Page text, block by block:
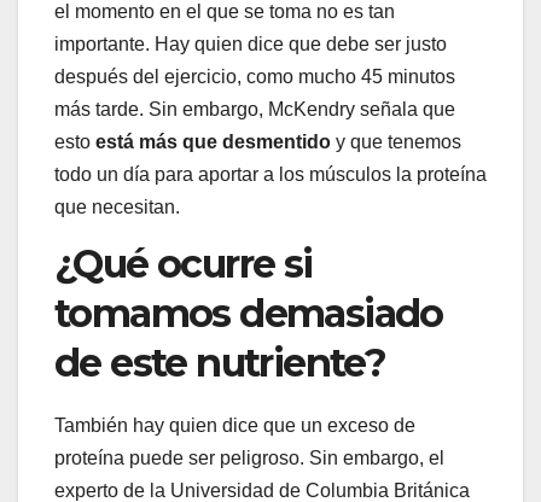
el momento en el que se toma no es tan
importante. Hay quien dice que debe ser justo
después del ejercicio, como mucho 45 minutos
más tarde. Sin embargo, McKendry señala que
esto está más que desmentido y que tenemos
todo un día para aportar a los músculos la proteína
que necesitan.
¿Qué ocurre si
tomamos demasiado
de este nutriente?
También hay quien dice que un exceso de
proteína puede ser peligroso. Sin embargo, el
experto de la Universidad de Columbia Británica